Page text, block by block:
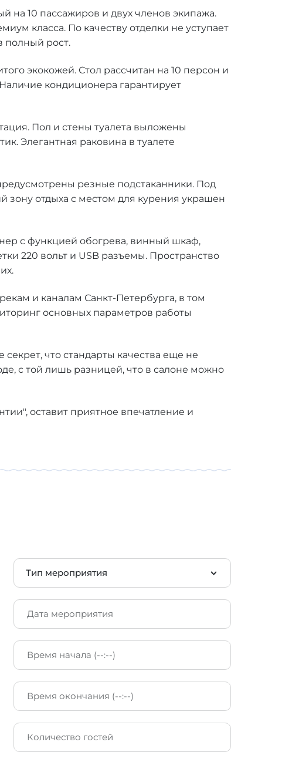
на 10 пассажиров и двух членов экипажа.
класса. По качеству отделки не уступает
полный рост.
экокожей. Стол рассчитан на 10 персон и
кондиционера гарантирует
Пол и стены туалета выложены
Элегантная раковина в туалете
резные подстаканники. Под
отдыха с местом для курения украшен
с функцией обогрева, винный шкаф,
220 вольт и USB разъемы. Пространство
и каналам Санкт-Петербурга, в том
основных параметров работы
что стандарты качества еще не
с той лишь разницей, что в салоне можно
оставит приятное впечатление и
Тип мероприятия